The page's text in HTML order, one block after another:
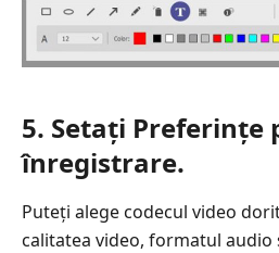
5. Setați Preferințe
înregistrare.
Puteți alege codecul video
calitatea video, formatul